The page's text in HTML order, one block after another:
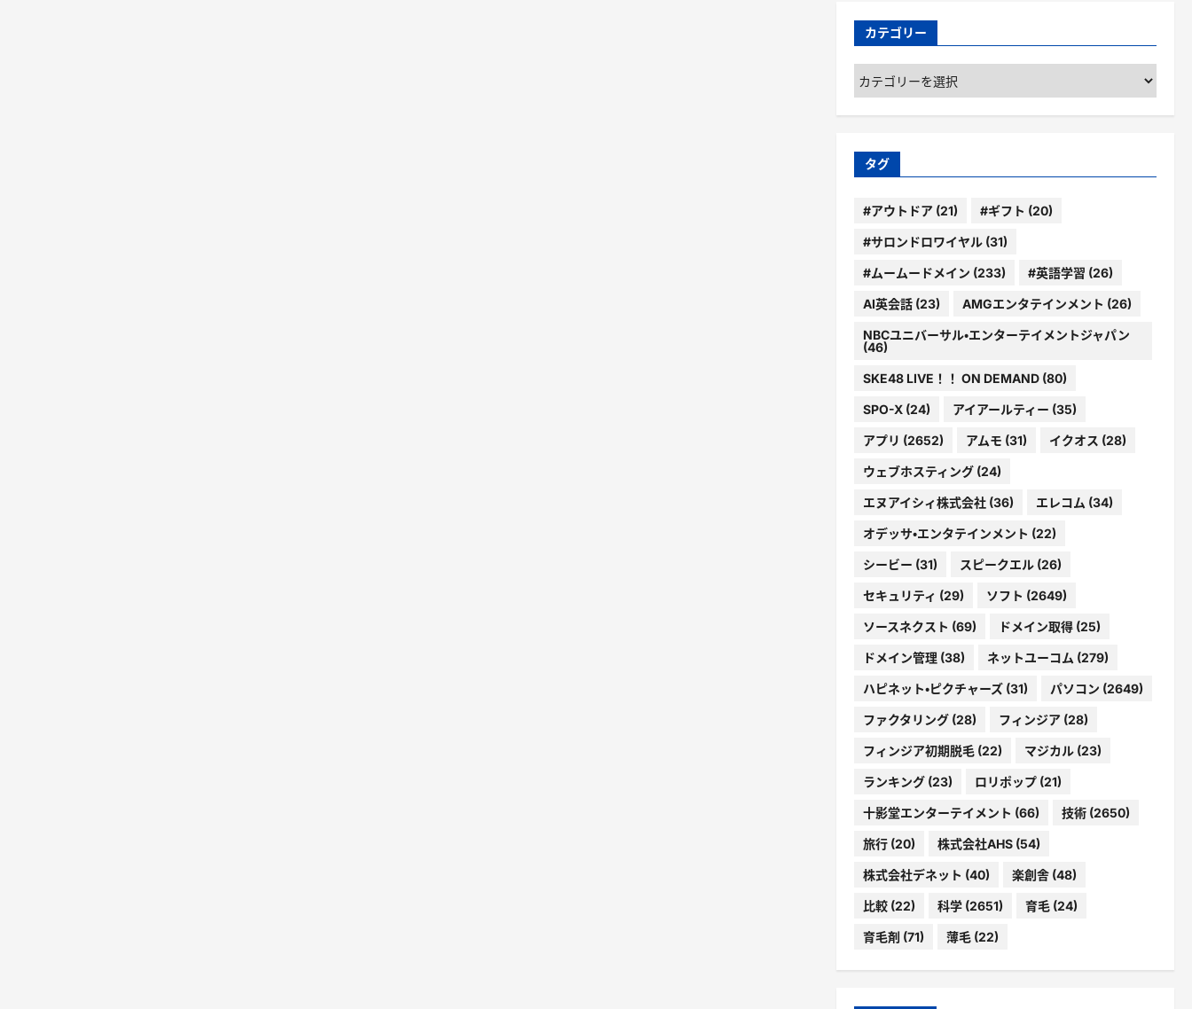
カテゴリー
カ
テ
ゴ
ー
タグ
#アウトドア(21) #ギフト (20)
#サロンドロワイヤル(31)
#ムームードメイン (233) #英語学習 (26)
AI英会話(23) AMGエンタテインメント (26)
NBCユニバーサル・エンターテイメントジャパン
(46)
SKE48 LIVE！！ ON DEMAND(80)
SPO-X(24) アイアールティー (35)
アプリ (2652) アムモ (31) イクオス (28)
ウェブホスティング(24)
エヌアイシィ株式会社(36) エレコム (34)
オデッサ・エンタテインメント (22)
シービー (31) スピークエル(26)
セキュリティ (29) ソフト (2649)
ソースネクスト (69) ドメイン取得(25)
ドメイン管理(38) ネットユーコム (279)
ハピネット・ピクチャーズ(31) パソコン (2649)
ファクタリング(28) フィンジア(28)
フィンジア初期脱毛(22) マジカル(23)
ランキング(23) ロリポップ(21)
十影堂エンターテイメント (66) 技術(2650)
旅行(20) 株式会社AHS(54)
株式会社デネット (40) 楽創舎(48)
比較(22) 科学(2651) 育毛(24)
育毛剤 (71) 薄毛(22)